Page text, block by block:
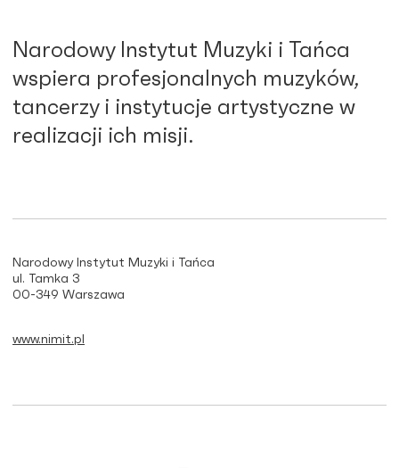
Narodowy Instytut Muzyki i Tańca
wspiera profesjonalnych muzyków,
tancerzy i instytucje artystyczne w
realizacji ich misji.
Narodowy Instytut Muzyki i Tańca
ul. Tamka 3
00-349 Warszawa
www.nimit.pl